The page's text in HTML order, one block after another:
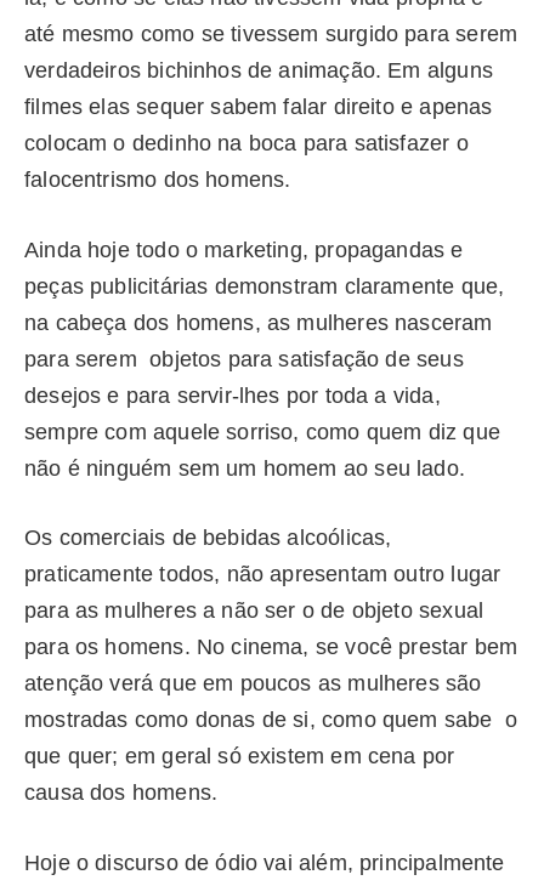
até mesmo como se tivessem surgido para serem
verdadeiros bichinhos de animação. Em alguns
filmes elas sequer sabem falar direito e apenas
colocam o dedinho na boca para satisfazer o
falocentrismo dos homens.
Ainda hoje todo o marketing, propagandas e
peças publicitárias demonstram claramente que,
na cabeça dos homens, as mulheres nasceram
para serem objetos para satisfação de seus
desejos e para servir-lhes por toda a vida,
sempre com aquele sorriso, como quem diz que
não é ninguém sem um homem ao seu lado.
Os comerciais de bebidas alcoólicas,
praticamente todos, não apresentam outro lugar
para as mulheres a não ser o de objeto sexual
para os homens. No cinema, se você prestar bem
atenção verá que em poucos as mulheres são
mostradas como donas de si, como quem sabe o
que quer; em geral só existem em cena por
causa dos homens.
Hoje o discurso de ódio vai além, principalmente